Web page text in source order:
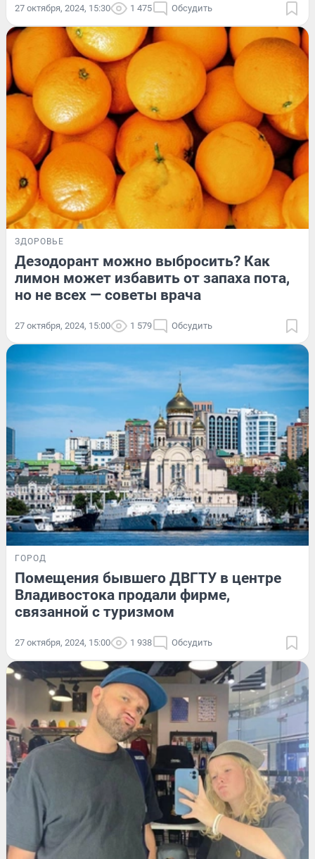
27 октября, 2024, 15:30 1 475 Обсудить
ЗДОРОВЬЕ
Дезодорант можно выбросить? Как
лимон может избавить от запаха пота,
но не всех — советы врача
27 октября, 2024, 15:00 1 579 Обсудить
ГОРОД
Помещения бывшего ДВГТУ в центре
Владивостока продали фирме,
связанной с туризмом
27 октября, 2024, 15:00 1 938 Обсудить